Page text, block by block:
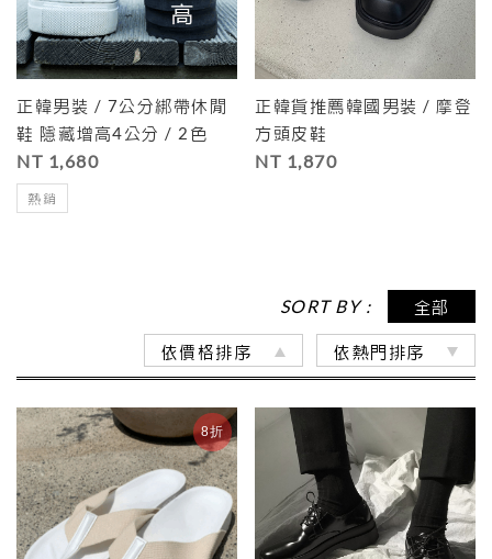
正韓男裝 / 7公分綁帶休閒
鞋 隱藏增高4公分 / 2色
NT 1,680
熱銷
正韓貨推薦韓國男裝 / 摩登
方頭皮鞋
NT 1,870
SORT BY : 全部
依價格排序 依熱門排序
8折